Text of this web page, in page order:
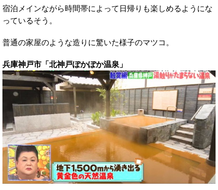
宿泊メインながら時間帯によって日帰りも楽しめるようにな
っているそう。
普通の家屋のような造りに驚いた様子のマツコ。
兵庫神戸市「北神戸ぽかぽか温泉」